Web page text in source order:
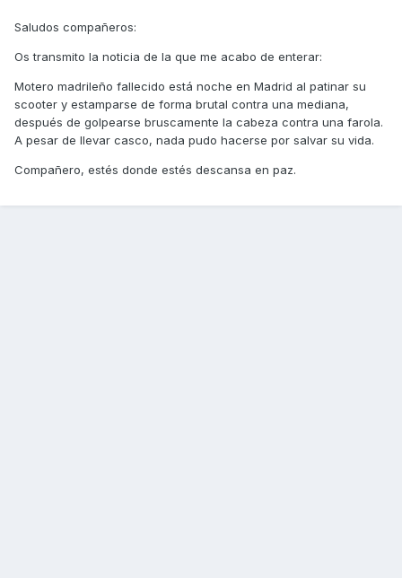
Saludos compañeros:
Os transmito la noticia de la que me acabo de enterar:
Motero madrileño fallecido está noche en Madrid al patinar su
scooter y estamparse de forma brutal contra una mediana,
después de golpearse bruscamente la cabeza contra una farola.
A pesar de llevar casco, nada pudo hacerse por salvar su vida.
Compañero, estés donde estés descansa en paz.